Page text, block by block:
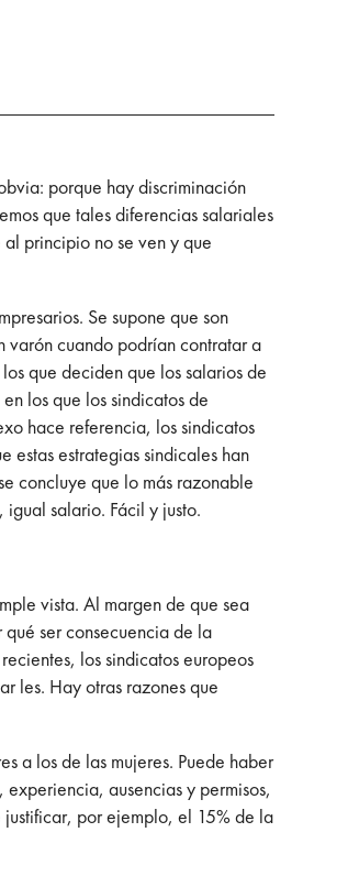
porque hay discriminación
que tales diferencias salariales
principio no se ven y que
Se supone que son
varón cuando podrían contratar a
que deciden que los salarios de
los que los sindicatos de
hace referencia, los sindicatos
estas estrategias sindicales han
concluye que lo más razonable
salario. Fácil y justo.
vista. Al margen de que sea
ser consecuencia de la
los sindicatos europeos
les. Hay otras razones que
a los de las mujeres. Puede haber
ausencias y permisos,
justificar, por ejemplo, el 15% de la